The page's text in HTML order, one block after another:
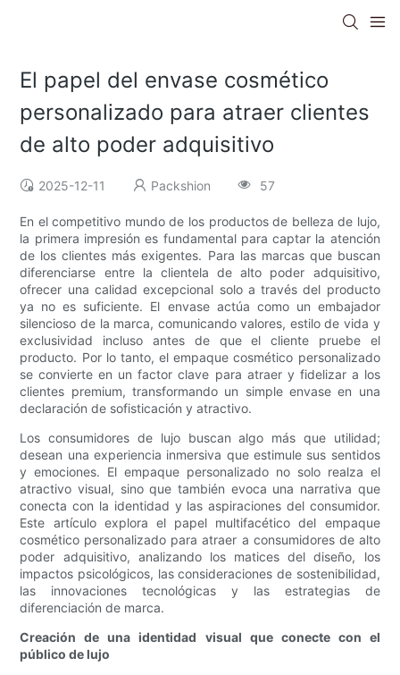
El papel del envase cosmético
personalizado para atraer clientes
de alto poder adquisitivo
2025-12-11 Packshion 57
En el competitivo mundo de los productos de belleza de lujo,
la primera impresión es fundamental para captar la atención
de los clientes más exigentes. Para las marcas que buscan
diferenciarse entre la clientela de alto poder adquisitivo,
ofrecer una calidad excepcional solo a través del producto
ya no es suficiente. El envase actúa como un embajador
silencioso de la marca, comunicando valores, estilo de vida y
exclusividad incluso antes de que el cliente pruebe el
producto. Por lo tanto, el empaque cosmético personalizado
se convierte en un factor clave para atraer y fidelizar a los
clientes premium, transformando un simple envase en una
declaración de sofisticación y atractivo.
Los consumidores de lujo buscan algo más que utilidad;
desean una experiencia inmersiva que estimule sus sentidos
y emociones. El empaque personalizado no solo realza el
atractivo visual, sino que también evoca una narrativa que
conecta con la identidad y las aspiraciones del consumidor.
Este artículo explora el papel multifacético del empaque
cosmético personalizado para atraer a consumidores de alto
poder adquisitivo, analizando los matices del diseño, los
impactos psicológicos, las consideraciones de sostenibilidad,
las innovaciones tecnológicas y las estrategias de
diferenciación de marca.
Creación de una identidad visual que conecte con el
público de lujo